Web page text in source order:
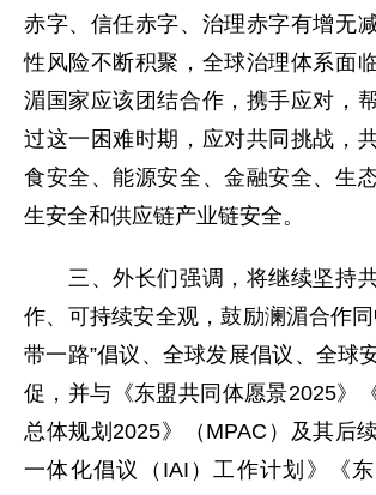
赤字、信任赤字、治理赤字有增无
性风险不断积聚，全球治理体系面
湄国家应该团结合作，携手应对，
过这一困难时期，应对共同挑战，
食安全、能源安全、金融安全、生
生安全和供应链产业链安全。
三、外长们强调，将继续坚持共
作、可持续安全观，鼓励澜湄合作
带一路”倡议、全球发展倡议、全球
促，并与《东盟共同体愿景2025》
总体规划2025》（MPAC）及其后
一体化倡议（IAI）工作计划》《